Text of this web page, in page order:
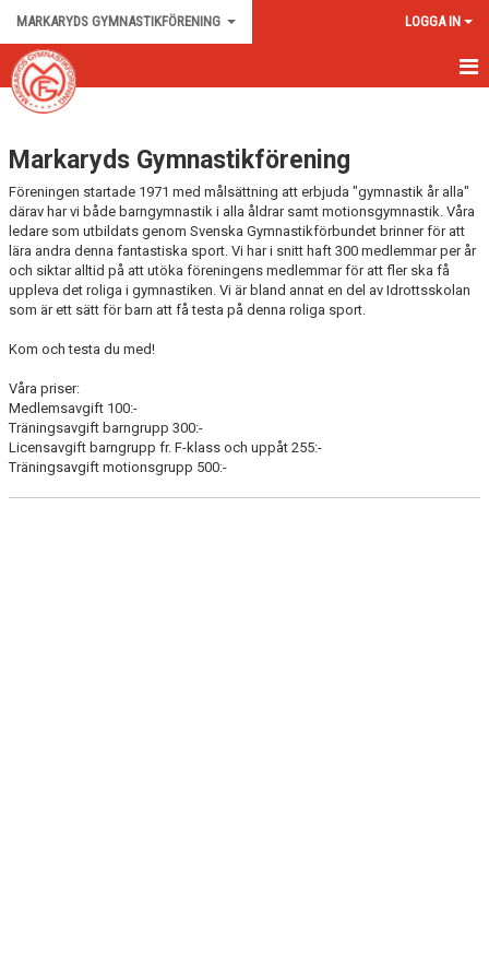
MARKARYDS GYMNASTIKFÖRENING LOGGA IN
HEM
NYHETER
OM KLUBBEN
KONTAKT
GÄSTBOK
BILDGALLERI
DOKUMENT
Markaryds Gymnastikförening
Föreningen startade 1971 med målsättning att erbjuda "gymnastik år alla"
därav har vi både barngymnastik i alla åldrar samt motionsgymnastik. Våra
ledare som utbildats genom Svenska Gymnastikförbundet brinner för att
lära andra denna fantastiska sport. Vi har i snitt haft 300 medlemmar per år
och siktar alltid på att utöka föreningens medlemmar för att fler ska få
uppleva det roliga i gymnastiken. Vi är bland annat en del av Idrottsskolan
som är ett sätt för barn att få testa på denna roliga sport.
Kom och testa du med!
Våra priser:
Medlemsavgift 100:-
Träningsavgift barngrupp 300:-
Licensavgift barngrupp fr. F-klass och uppåt 255:-
Träningsavgift motionsgrupp 500:-